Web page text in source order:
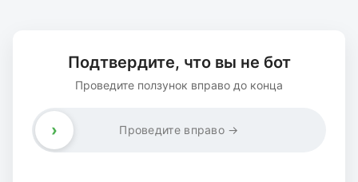
Подтвердите, что вы не бот
Проведите ползунок вправо до конца
Проведите вправо →
›